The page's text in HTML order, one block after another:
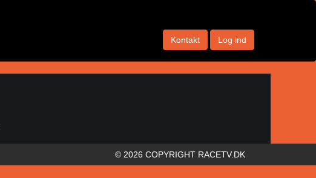
Kontakt Log ind
© 2026 COPYRIGHT RACETV.DK